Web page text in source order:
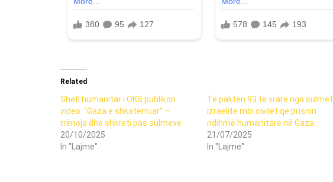
Related
Shefi humanitar i OKB publikon
video: “Gaza e shkatërruar” —
rrënoja dhe shkreti pas sulmeve
20/10/2025
In "Lajme"
Të paktën 93 të vrarë nga sulmet
izraelite mbi civilët që prisnin
ndihmë humanitare në Gaza
21/07/2025
In "Lajme"